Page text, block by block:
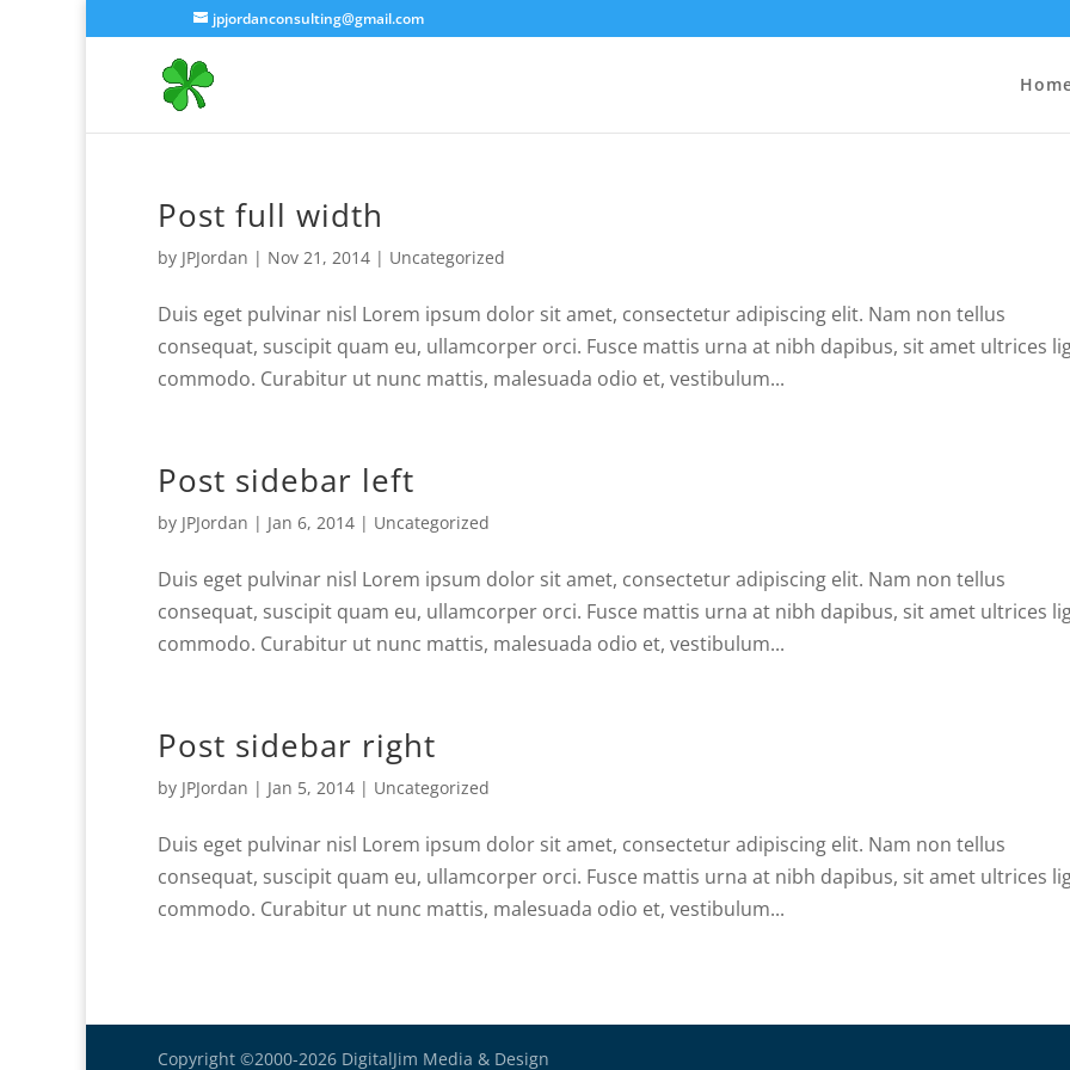
jpjordanconsulting@gmail.com
Post full width
by JPJordan | Nov 21, 2014 | Uncategorized
Duis eget pulvinar nisl Lorem ipsum dolor sit amet, consectetur adipiscing elit. Nam non tellus
consequat, suscipit quam eu, ullamcorper orci. Fusce mattis urna at nibh dapibus, sit amet ultrices
commodo. Curabitur ut nunc mattis, malesuada odio et, vestibulum...
Post sidebar left
by JPJordan | Jan 6, 2014 | Uncategorized
Duis eget pulvinar nisl Lorem ipsum dolor sit amet, consectetur adipiscing elit. Nam non tellus
consequat, suscipit quam eu, ullamcorper orci. Fusce mattis urna at nibh dapibus, sit amet ultrices
commodo. Curabitur ut nunc mattis, malesuada odio et, vestibulum...
Post sidebar right
by JPJordan | Jan 5, 2014 | Uncategorized
Duis eget pulvinar nisl Lorem ipsum dolor sit amet, consectetur adipiscing elit. Nam non tellus
consequat, suscipit quam eu, ullamcorper orci. Fusce mattis urna at nibh dapibus, sit amet ultrices
commodo. Curabitur ut nunc mattis, malesuada odio et, vestibulum...
Copyright ©2000-2026 DigitalJim Media & Design